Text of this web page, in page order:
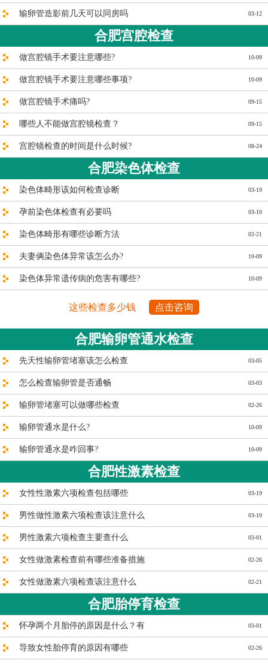
03-12
输卵管造影前几天可以同房吗
合肥宫腔检查
10-09
做宫腔镜手术要注意哪些?
10-09
做宫腔镜手术要注意哪些事项?
09-15
做宫腔镜手术痛吗?
09-15
哪些人不能做宫腔镜检查？
08-24
宫腔镜检查的时间是什么时候?
合肥染色体检查
03-19
染色体畸形该如何检查诊断
03-10
孕前染色体检查有必要吗
02-21
染色体畸形有哪些诊断方法
10-09
夫妻俩染色体异常该怎么办?
10-09
染色体异常遗传病的危害有哪些?
这些检查多少钱 点击咨询
合肥输卵管通水检查
03-05
先天性输卵管堵塞该怎么检查
03-03
怎么检查输卵管是否通畅
02-26
输卵管堵塞可以做哪些检查
10-09
输卵管通水是什么?
10-09
输卵管通水是咋回事?
合肥性激素检查
03-19
女性性激素六项检查包括哪些
03-10
男性做性激素六项检查该注意什么
03-01
男性激素六项检查主要查什么
02-26
女性做激素检查前有哪些准备措施
02-21
女性做激素六项检查该注意什么
合肥胎停育检查
03-01
怀孕两个月胎停的原因是什么？有
02-26
导致女性胎停育的原因有哪些